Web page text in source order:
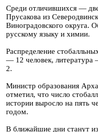
Среди отличившихся —
Прусакова из
Виноградовского округа.
русскому языку и химии.
Распределение
— 12 человек,
2.
Министр образования
отметил, что число
истории выросло на пять
годом.
В ближайшие дни станут